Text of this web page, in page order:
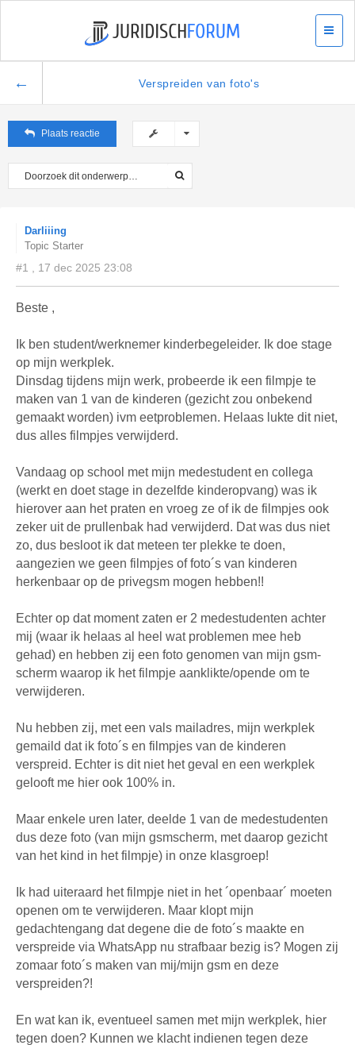
← Verspreiden van foto's
Plaats reactie
Darliiing
Topic Starter
#1 , 17 dec 2025 23:08
Beste ,
Ik ben student/werknemer kinderbegeleider. Ik doe stage
op mijn werkplek.
Dinsdag tijdens mijn werk, probeerde ik een filmpje te
maken van 1 van de kinderen (gezicht zou onbekend
gemaakt worden) ivm eetproblemen. Helaas lukte dit niet,
dus alles filmpjes verwijderd.
Vandaag op school met mijn medestudent en collega
(werkt en doet stage in dezelfde kinderopvang) was ik
hierover aan het praten en vroeg ze of ik de filmpjes ook
zeker uit de prullenbak had verwijderd. Dat was dus niet
zo, dus besloot ik dat meteen ter plekke te doen,
aangezien we geen filmpjes of foto´s van kinderen
herkenbaar op de privegsm mogen hebben!!
Echter op dat moment zaten er 2 medestudenten achter
mij (waar ik helaas al heel wat problemen mee heb
gehad) en hebben zij een foto genomen van mijn gsm-
scherm waarop ik het filmpje aanklikte/opende om te
verwijderen.
Nu hebben zij, met een vals mailadres, mijn werkplek
gemaild dat ik foto´s en filmpjes van de kinderen
verspreid. Echter is dit niet het geval en een werkplek
gelooft me hier ook 100% in.
Maar enkele uren later, deelde 1 van de medestudenten
dus deze foto (van mijn gsmscherm, met daarop gezicht
van het kind in het filmpje) in onze klasgroep!
Ik had uiteraard het filmpje niet in het ´openbaar´ moeten
openen om te verwijderen. Maar klopt mijn
gedachtengang dat degene die de foto´s maakte en
verspreide via WhatsApp nu strafbaar bezig is? Mogen zij
zomaar foto´s maken van mij/mijn gsm en deze
verspreiden?!
En wat kan ik, eventueel samen met mijn werkplek, hier
tegen doen? Kunnen we klacht indienen tegen deze